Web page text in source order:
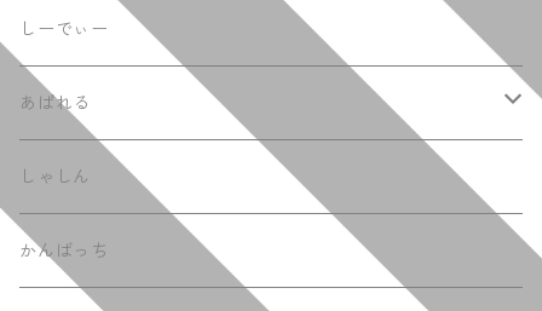
しーでぃー
あぱれる
てぃーしゃつ
ふーでぃー
しゃしん
かんばっち